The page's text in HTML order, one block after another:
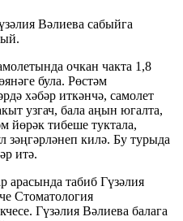
Вәлиева сабыйга
очкан чакта 1,8
була. Рөстәм
хәбәр иткәнчә, самолет
узгач, бала аңын югалта,
йөрәк тибеше туктала,
килә. Бу турыда
итә.
арасында табиб Гүзәлия
Стоматология
Гүзәлия Вәлиева балага